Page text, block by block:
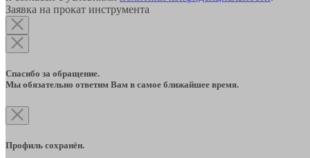
Заявка на прокат инструмента
Спасибо за обращение.
Мы обязательно ответим Вам в самое ближайшее время.
Профиль сохранён.